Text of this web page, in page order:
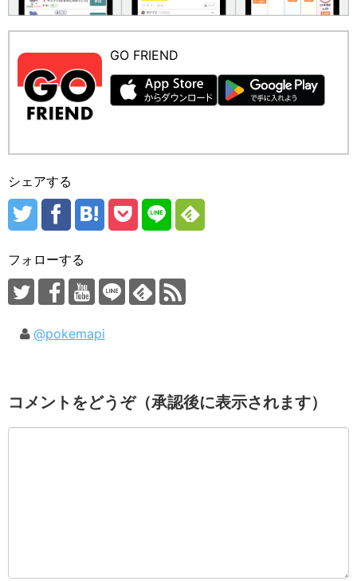
GO FRIEND
シェアする
フォローする
@pokemapi
コメントをどうぞ（承認後に表示されます）